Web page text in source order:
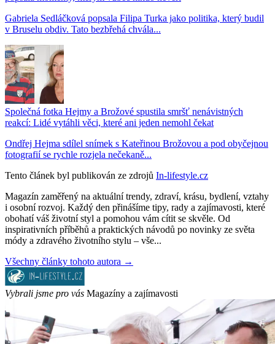
Gabriela Sedláčková popsala Filipa Turka jako politika, který budil
v Bruselu obdiv. Tato bezbřehá chvála...
Společná fotka Hejmy a Brožové spustila smršť nenávistných
reakcí: Lidé vytáhli věci, které ani jeden nemohl čekat
Ondřej Hejma sdílel snímek s Kateřinou Brožovou a pod obyčejnou
fotografií se rychle rozjela nečekaně...
Tento článek byl publikován ze zdrojů In-lifestyle.cz
Magazín zaměřený na aktuální trendy, zdraví, krásu, bydlení, vztahy
i osobní rozvoj. Každý den přinášíme tipy, rady a zajímavosti, které
obohatí váš životní styl a pomohou vám cítit se skvěle. Od
inspirativních příběhů a praktických návodů po novinky ze světa
módy a zdravého životního stylu – vše...
Všechny články tohoto autora →
Vybrali jsme pro vás Magazíny a zajímavosti